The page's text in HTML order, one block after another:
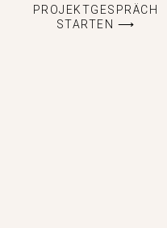
PROJEKTGESPRÄCH
STARTEN ⟶